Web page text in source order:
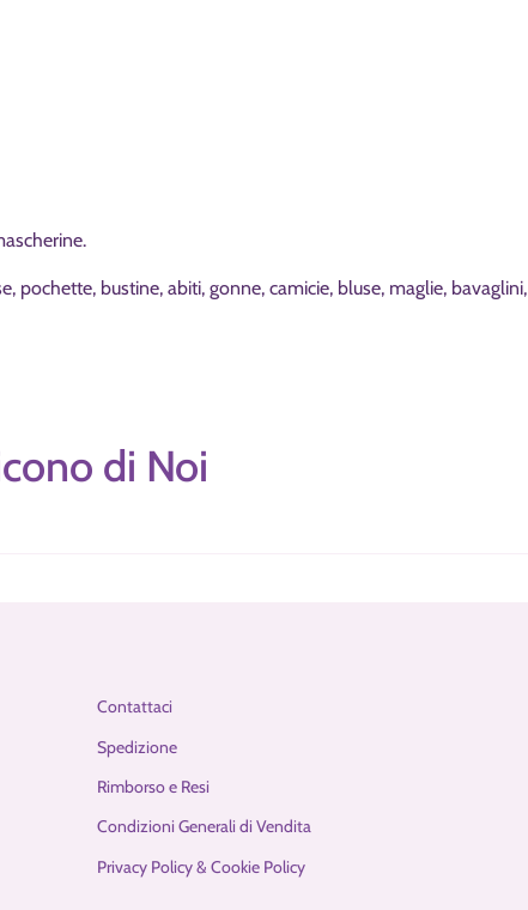
pochette, bustine, abiti, gonne, camicie, bluse, maglie, bavaglini,
di Noi
Contattaci
Spedizione
Rimborso e Resi
Condizioni Generali di Vendita
Privacy Policy & Cookie Policy